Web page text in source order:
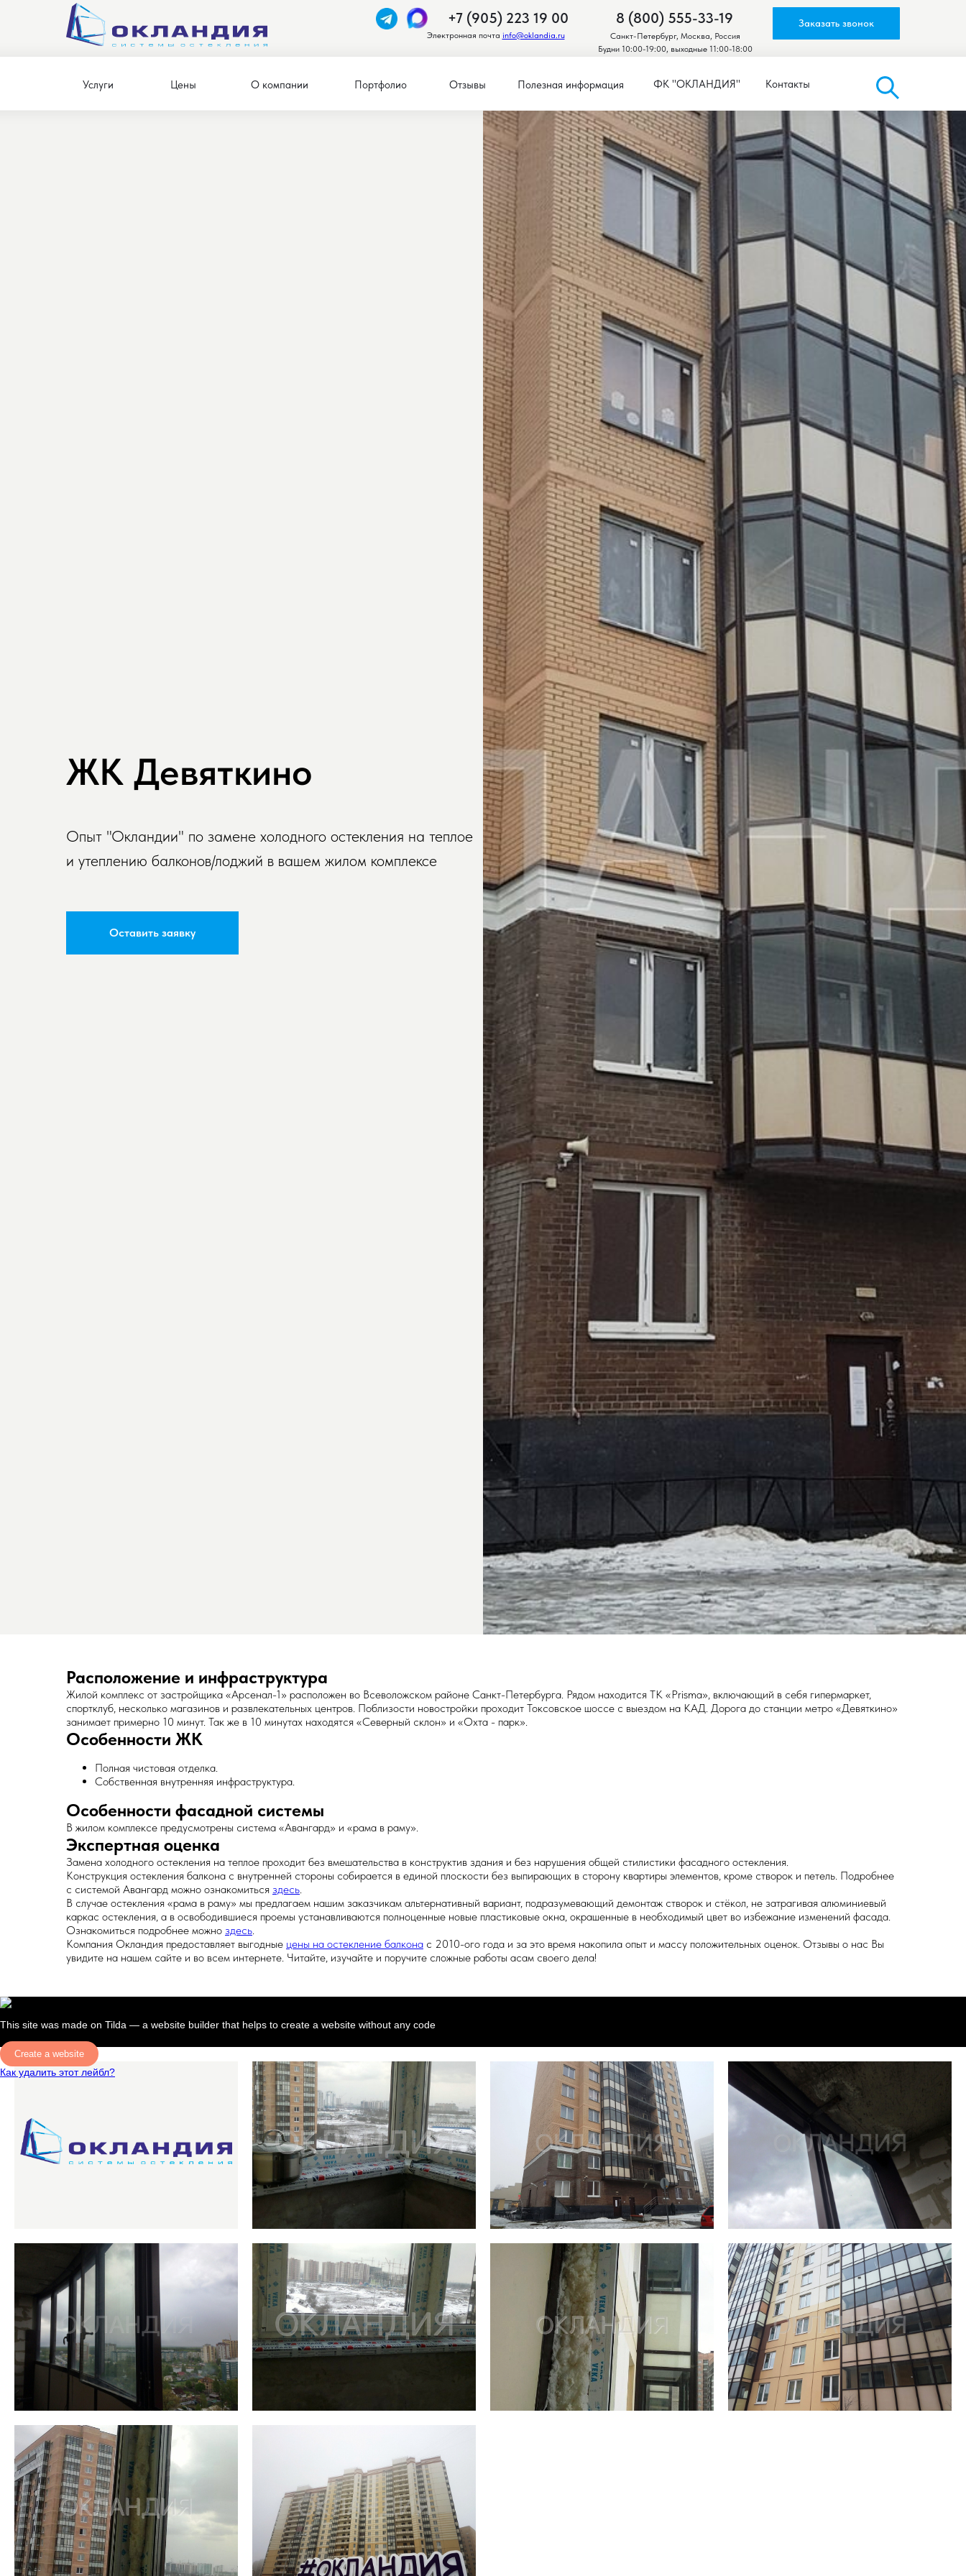
+7 (905) 223 19 00
Электронная почта info@oklandia.ru
8 (800) 555-33-19
Санкт-Петербург, Москва, Россия
Будни 10:00-19:00, выходные 11:00-18:00
Заказать звонок
Услуги О компании Портфолио ФК "ОКЛАНДИЯ"
Отзывы Полезная информация
Цены Контакты
→ Каталог ЖК → ЖК
ЖК Девяткино
Опыт "Окландии" по замене холодного остекления на теплое
и утеплению балконов/лоджий в вашем жилом комплексе
Оставить заявку
Расположение и инфраструктура
Жилой комплекс от застройщика «Арсенал-1» расположен во Всеволожском районе Санкт-Петербурга. Рядом находится ТК «Prisma», включающий в себя гипермаркет,
спортклуб, несколько магазинов и развлекательных центров. Поблизости новостройки проходит Токсовское шоссе с выездом на КАД. Дорога до станции метро «Девяткино»
занимает примерно 10 минут. Так же в 10 минутах находятся «Северный склон» и «Охта - парк».
Особенности ЖК
Полная чистовая отделка.
Собственная внутренняя инфраструктура.
Особенности фасадной системы
В жилом комплексе предусмотрены система «Авангард» и «рама в раму».
Экспертная оценка
Замена холодного остекления на теплое проходит без вмешательства в конструктив здания и без нарушения общей стилистики фасадного остекления.
Конструкция остекления балкона с внутренней стороны собирается в единой плоскости без выпирающих в сторону квартиры элементов, кроме створок и петель. Подробнее
с системой Авангард можно ознакомиться здесь
В случае остекления «рама в раму» мы предлагаем нашим заказчикам альтернативный вариант, подразумевающий демонтаж створок и стёкол, не затрагивая алюминиевый
каркас остекления, а в освободившиеся проемы устанавливаются полноценные новые пластиковые окна, окрашенные в необходимый цвет во избежание изменений фасада.
Ознакомиться подробнее можно здесь
Компания Окландия предоставляет выгодные цены на остекление балкона с 2010-ого года и за это время накопила опыт и массу положительных оценок. Отзывы о нас Вы
увидите на нашем сайте и во всем интернете. Читайте, изучайте и поручите сложные работы асам своего дела!
This site was made on Tilda — a website builder that helps to create a website without any code
Create a website
Как удалить этот лейбл?